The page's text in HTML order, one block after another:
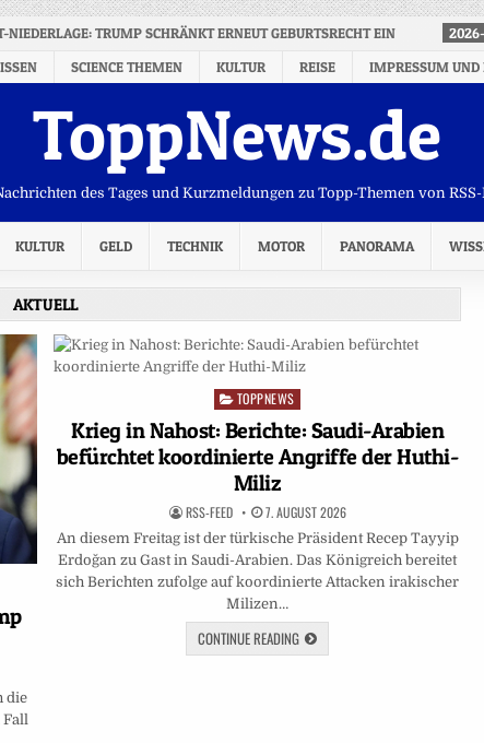
NIEDERLAGE: TRUMP SCHRÄNKT ERNEUT GEBURTSRECHT EIN
SCIENCE THEMEN KULTUR REISE IMPRESSUM UND
ToppNews.de
des Tages und Kurzmeldungen zu Topp-Themen von RSS-
KULTUR GELD TECHNIK MOTOR PANORAMA
AKTUELL
die
Fall
Posted
in
TOPPNEWS
Krieg in Nahost: Berichte: Saudi-Arabien
befürchtet koordinierte Angriffe der Huthi-
Miliz
RSS-FEED 7. AUGUST 2026
An diesem Freitag ist der türkische Präsident Recep Tayyip
Erdoğan zu Gast in Saudi-Arabien. Das Königreich bereitet
sich Berichten zufolge auf koordinierte Attacken irakischer
Milizen…
CONTINUE READING